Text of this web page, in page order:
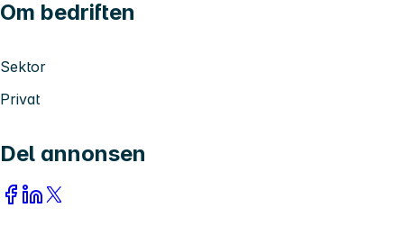
Om bedriften
Sektor
Privat
Del annonsen